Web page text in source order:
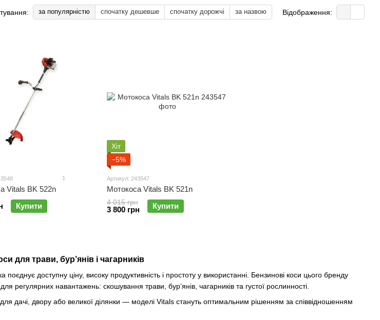
за популярністю спочатку дешевше спочатку дорожчі за назвою Відображення:
для трави, бур’янів і чагарників
доступну ціну, високу продуктивність і простоту у використанні. Бензинові коси цього бренду
регулярних навантажень: скошування трави, бур’янів, чагарників та густої рослинності.
для дачі, двору або великої ділянки — моделі Vitals стануть оптимальним рішенням за співвідношенням
1
Vitals BK 522n
Купити
Хіт
−5%
Артикул: 243547
Мотокоса Vitals BK 521n
4 015 грн
3 800 грн Купити